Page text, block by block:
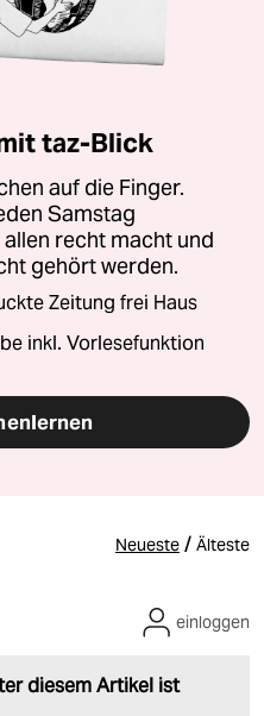
taz-Blick
auf die Finger.
Samstag
recht macht und
gehört werden.
Zeitung frei Haus
inkl. Vorlesefunktion
Neueste / Älteste
diesem Artikel ist
einloggen